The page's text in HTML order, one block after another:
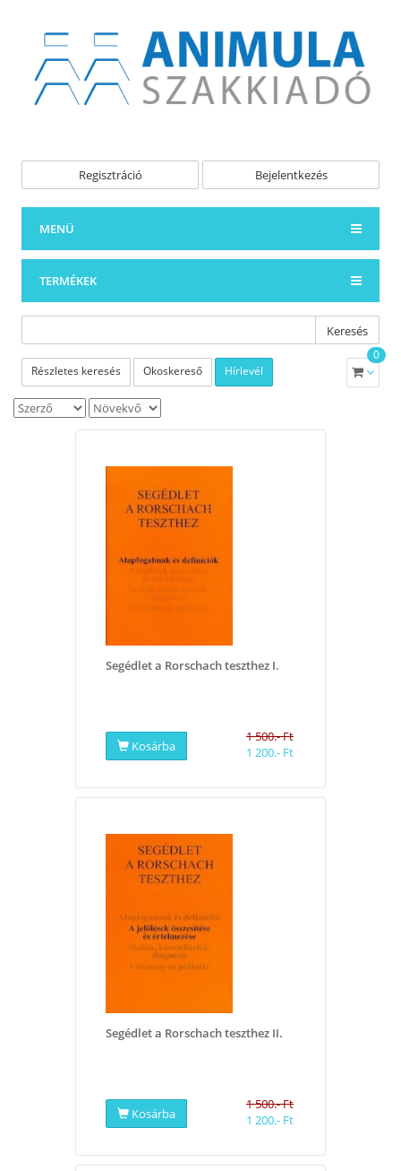
Regisztráció Bejelentkezés
MENÜ
TERMÉKEK
Keresés
Részletes keresés Okoskereső Hírlevél
0
Segédlet a Rorschach teszthez I.
Kosárba
1 500.- Ft
1 200.- Ft
Segédlet a Rorschach teszthez II.
Kosárba
1 500.- Ft
1 200.- Ft